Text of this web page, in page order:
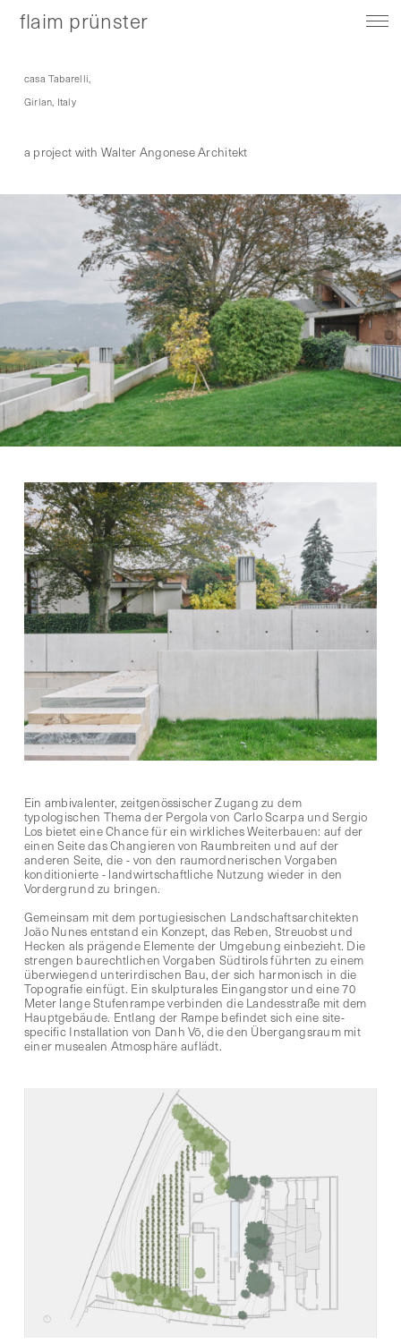
About
Contact
Instagram
flaim prünster
casa Tabarelli,
Girlan, Italy
a project with Walter Angonese Architekt
Ein ambivalenter, zeitgenössischer Zugang zu dem
typologischen Thema der Pergola von Carlo Scarpa und Sergio
Los bietet eine Chance für ein wirkliches Weiterbauen: auf der
einen Seite das Changieren von Raumbreiten und auf der
anderen Seite, die - von den raumordnerischen Vorgaben
konditionierte - landwirtschaftliche Nutzung wieder in den
Vordergrund zu bringen.
Gemeinsam mit dem portugiesischen Landschaftsarchitekten
João Nunes entstand ein Konzept, das Reben, Streuobst und
Hecken als prägende Elemente der Umgebung einbezieht. Die
strengen baurechtlichen Vorgaben Südtirols führten zu einem
überwiegend unterirdischen Bau, der sich harmonisch in die
Topografie einfügt. Ein skulpturales Eingangstor und eine 70
Meter lange Stufenrampe verbinden die Landesstraße mit dem
Hauptgebäude. Entlang der Rampe befindet sich eine site-
specific Installation von Danh Vō, die den Übergangsraum mit
einer musealen Atmosphäre auflädt.